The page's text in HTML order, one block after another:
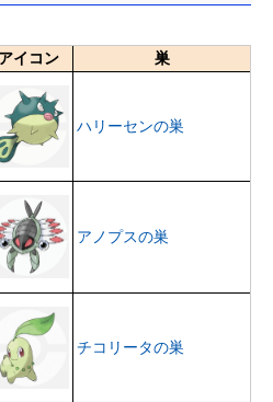
アイコン 巣
ハリーセンの巣
アノプスの巣
チコリータの巣